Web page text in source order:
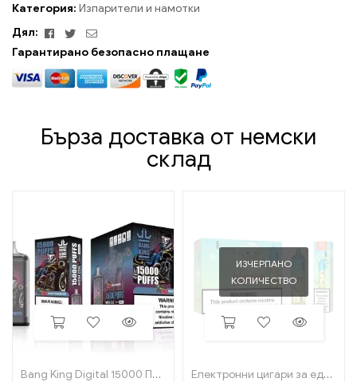
Категория: Изпарители и намотки
Дял:
Facebook
Twitterелектронна
поща
Гарантирано безопасно плащане
Бърза доставка от немски
склад
Bang King Digital 15000 Пуфове
ИЗЧЕРПАНО
КОЛИЧЕСТВО
Електронни цигари за еднократна употреба